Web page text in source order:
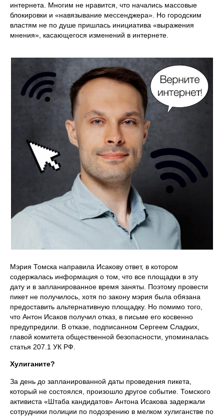
интернета. Многим не нравится, что начались массовые
блокировки и «навязывание мессенджера». Но городским
властям не по душе пришлась инициатива «выражения
мнения», касающегося изменений в интернете.
Мэрия Томска направила Исакову ответ, в котором
содержалась информация о том, что все площадки в эту
дату и в запланированное время заняты. Поэтому провести
пикет не получилось, хотя по закону мэрия была обязана
предоставить альтернативную площадку. Но помимо того,
что Антон Исаков получил отказ, в письме его косвенно
предупредили. В отказе, подписанном Сергеем Сладких,
главой комитета общественной безопасности, упоминалась
статья 207.1 УК РФ.
Хулиганите?
За день до запланированной даты проведения пикета,
который не состоялся, произошло другое событие. Томского
активиста «Штаба кандидатов» Антона Исакова задержали
сотрудники полиции по подозрению в мелком хулиганстве по